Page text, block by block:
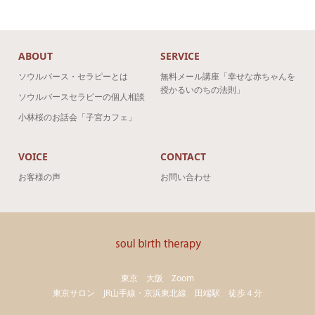
ABOUT
ソウルバース・セラピーとは
ソウルバースセラピーの個人相談
小林桜のお話会「子宮カフェ」
SERVICE
無料メール講座「幸せな赤ちゃんを
授かるいのちの法則」
VOICE
お客様の声
CONTACT
お問い合わせ
東京 大阪 Zoom
東京サロン JR山手線・京浜東北線 田端駅 徒歩４分